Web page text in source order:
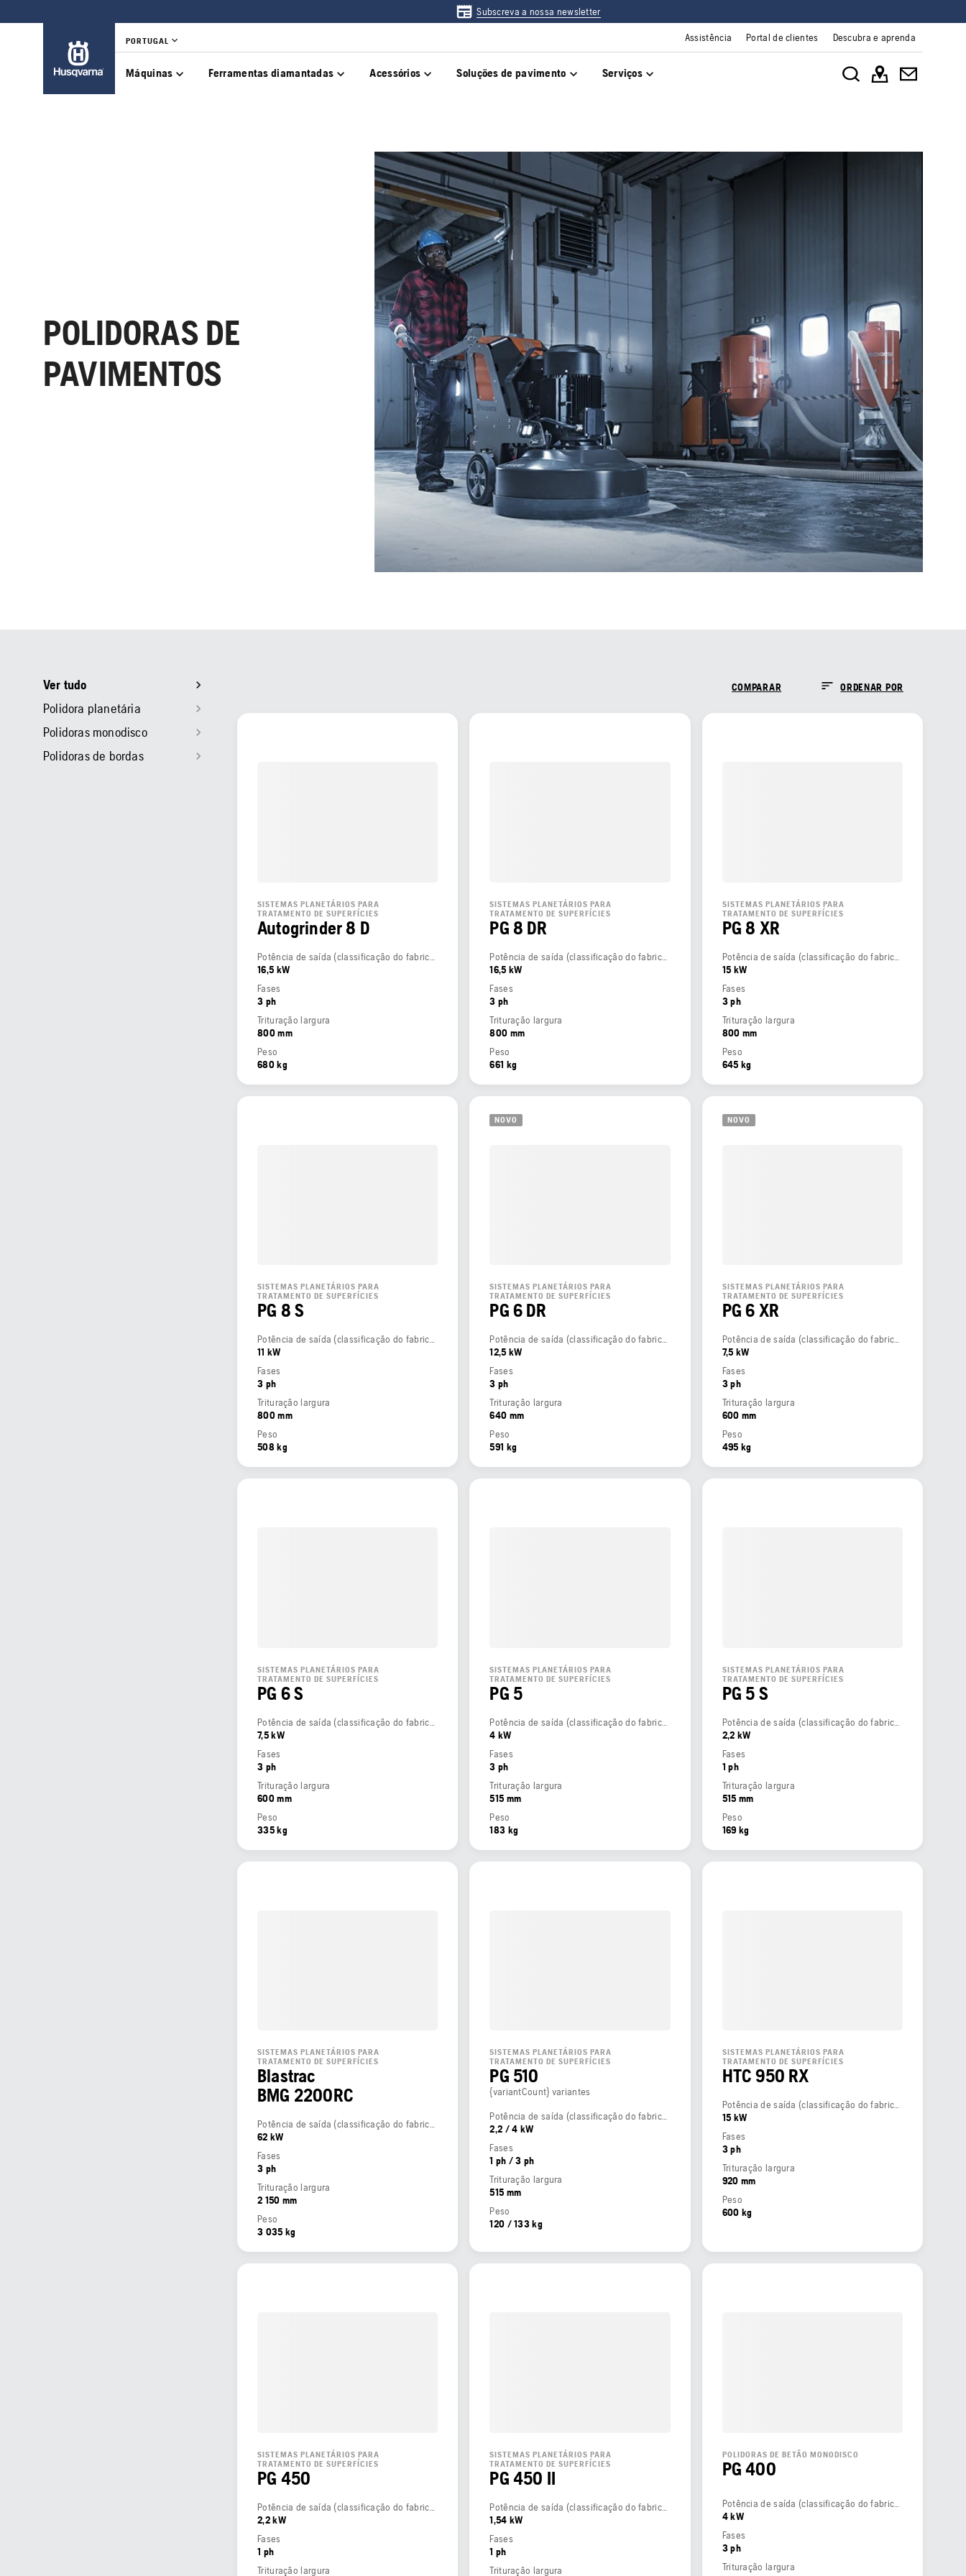
Subscreva a nossa newsletter
PORTUGAL Assistência Portal de clientes Descubra e aprenda
Máquinas Ferramentas diamantadas Acessórios Soluções de pavimento Serviços
POLIDORAS DE
PAVIMENTOS
Ver tudo
Polidora planetária
Polidoras monodisco
Polidoras de bordas
COMPARAR ORDENAR POR
SISTEMAS PLANETÁRIOS PARA
TRATAMENTO DE SUPERFÍCIES
Autogrinder 8 D
16,5 kW
Fases
3 ph
Trituração largura
800 mm
Peso
680 kg
SISTEMAS PLANETÁRIOS PARA
TRATAMENTO DE SUPERFÍCIES
PG 8 DR
Potência de saída (classificação do fabricante)
16,5 kW
Fases
3 ph
Trituração largura
800 mm
Peso
661 kg
SISTEMAS PLANETÁRIOS PARA
TRATAMENTO DE SUPERFÍCIES
PG 8 XR
15 kW
Fases
3 ph
Trituração largura
800 mm
Peso
645 kg
SISTEMAS PLANETÁRIOS PARA
TRATAMENTO DE SUPERFÍCIES
PG 8 S
11 kW
Fases
3 ph
Trituração largura
800 mm
Peso
508 kg
NOVO
SISTEMAS PLANETÁRIOS PARA
TRATAMENTO DE SUPERFÍCIES
PG 6 DR
Potência de saída (classificação do fabricante)
12,5 kW
Fases
3 ph
Trituração largura
640 mm
Peso
591 kg
NOVO
SISTEMAS PLANETÁRIOS PARA
TRATAMENTO DE SUPERFÍCIES
PG 6 XR
7,5 kW
Fases
3 ph
Trituração largura
600 mm
Peso
495 kg
SISTEMAS PLANETÁRIOS PARA
TRATAMENTO DE SUPERFÍCIES
PG 6 S
7,5 kW
Fases
3 ph
Trituração largura
600 mm
Peso
335 kg
SISTEMAS PLANETÁRIOS PARA
TRATAMENTO DE SUPERFÍCIES
PG 5
Potência de saída (classificação do fabricante)
4 kW
Fases
3 ph
Trituração largura
515 mm
Peso
183 kg
SISTEMAS PLANETÁRIOS PARA
TRATAMENTO DE SUPERFÍCIES
PG 5 S
2,2 kW
Fases
1 ph
Trituração largura
515 mm
Peso
169 kg
SISTEMAS PLANETÁRIOS PARA
TRATAMENTO DE SUPERFÍCIES
Blastrac
BMG 2200RC
62 kW
Fases
3 ph
Trituração largura
2 150 mm
Peso
3 035 kg
SISTEMAS PLANETÁRIOS PARA
TRATAMENTO DE SUPERFÍCIES
PG 510
{variantCount} variantes
Potência de saída (classificação do fabricante)
2,2 / 4 kW
Fases
1 ph / 3 ph
Trituração largura
515 mm
Peso
120 / 133 kg
SISTEMAS PLANETÁRIOS PARA
TRATAMENTO DE SUPERFÍCIES
HTC 950 RX
15 kW
Fases
3 ph
Trituração largura
920 mm
Peso
600 kg
SISTEMAS PLANETÁRIOS PARA
TRATAMENTO DE SUPERFÍCIES
PG 450
2,2 kW
Fases
1 ph
Trituração largura
SISTEMAS PLANETÁRIOS PARA
TRATAMENTO DE SUPERFÍCIES
PG 450 II
Potência de saída (classificação do fabricante)
1,54 kW
Fases
1 ph
Trituração largura
POLIDORAS DE BETÃO MONODISCO
PG 400
4 kW
Fases
3 ph
Trituração largura